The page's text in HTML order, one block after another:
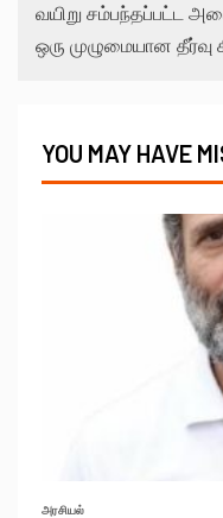
வயிறு சம்பந்தப்பட்ட
ஒரு முழுமையான தீர்வு
YOU MAY HAVE
அரசியல்